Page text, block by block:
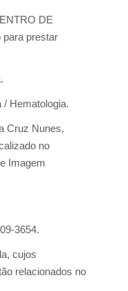
DE
para prestar
/ Hematologia.
Cruz Nunes,
no
Imagem
3654.
cujos
relacionados no